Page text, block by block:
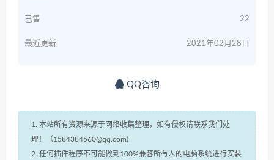
已售 22
最近更新 2021年02月28日
QQ咨询
1. 本站所有资源来源于网络收集整理，如有侵权请联系我们处
理！（1584384560@qq.com)
2. 任何插件程序不可能做到100%兼容所有人的电脑系统进行安装